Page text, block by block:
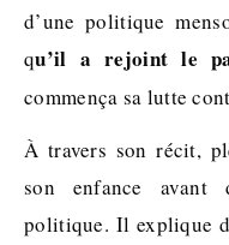
d’une politique
qu’il a rejoint le
commença sa lutte
À travers son récit,
son enfance avant
politique. Il explique